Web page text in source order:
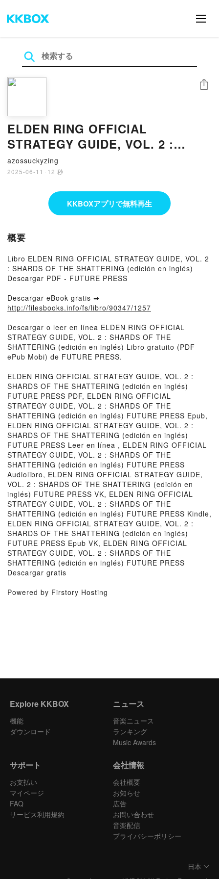
ELDEN RING OFFICIAL
STRATEGY GUIDE, VOL. 2 :
SHARDS OF THE SHATTERING
(edición en inglés) leer pdf
azossuckyzing
2025-06-11 · 12 秒
シェア
KKBOXアプリで無料再生
概要
Libro ELDEN RING OFFICIAL STRATEGY GUIDE, VOL. 2
: SHARDS OF THE SHATTERING (edición en inglés)
Descargar PDF - FUTURE PRESS
Descargar eBook gratis ➡
http://filesbooks.info/fs/libro/90347/1257
Descargar o leer en línea ELDEN RING OFFICIAL
STRATEGY GUIDE, VOL. 2 : SHARDS OF THE
SHATTERING (edición en inglés) Libro gratuito (PDF
ePub Mobi) de FUTURE PRESS.
ELDEN RING OFFICIAL STRATEGY GUIDE, VOL. 2 :
SHARDS OF THE SHATTERING (edición en inglés)
FUTURE PRESS PDF, ELDEN RING OFFICIAL
STRATEGY GUIDE, VOL. 2 : SHARDS OF THE
SHATTERING (edición en inglés) FUTURE PRESS Epub,
ELDEN RING OFFICIAL STRATEGY GUIDE, VOL. 2 :
SHARDS OF THE SHATTERING (edición en inglés)
FUTURE PRESS Leer en línea , ELDEN RING OFFICIAL
STRATEGY GUIDE, VOL. 2 : SHARDS OF THE
SHATTERING (edición en inglés) FUTURE PRESS
Audiolibro, ELDEN RING OFFICIAL STRATEGY GUIDE,
VOL. 2 : SHARDS OF THE SHATTERING (edición en
inglés) FUTURE PRESS VK, ELDEN RING OFFICIAL
STRATEGY GUIDE, VOL. 2 : SHARDS OF THE
SHATTERING (edición en inglés) FUTURE PRESS Kindle,
ELDEN RING OFFICIAL STRATEGY GUIDE, VOL. 2 :
SHARDS OF THE SHATTERING (edición en inglés)
FUTURE PRESS Epub VK, ELDEN RING OFFICIAL
STRATEGY GUIDE, VOL. 2 : SHARDS OF THE
SHATTERING (edición en inglés) FUTURE PRESS
Descargar gratis
Powered by Firstory Hosting
Explore KKBOX
機能
ダウンロード
ニュース
音楽ニュース
ランキング
Music Awards
サポート
お支払い
マイページ
FAQ
サービス利用規約
会社情報
会社概要
お知らせ
広告
お問い合わせ
音楽配信
プライバシーポリシー
日本